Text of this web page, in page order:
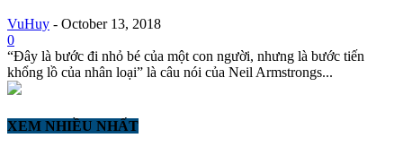
VuHuy - October 13, 2018
0
“Đây là bước đi nhỏ bé của một con người, nhưng là bước tiến
khổng lồ của nhân loại” là câu nói của Neil Armstrongs...
XEM NHIỀU NHẤT